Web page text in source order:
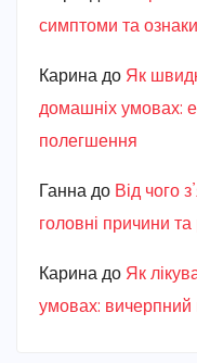
симптоми та
Карина до Як
домашніх умовах:
полегшення
Ганна до Від чого
головні причини та
Карина до Як
умовах: вичерпний